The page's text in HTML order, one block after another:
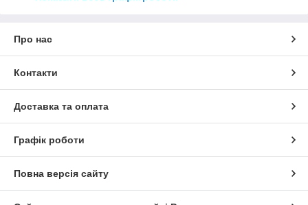
Про нас
Контакти
Доставка та оплата
Графік роботи
Повна версія сайту